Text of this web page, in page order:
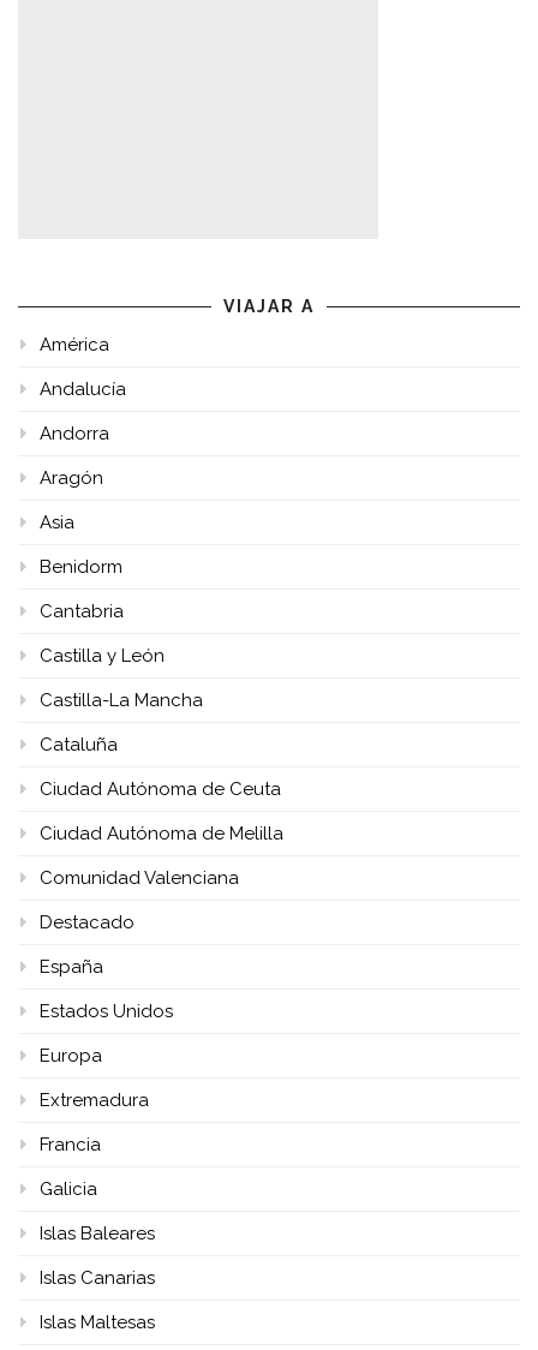
VIAJAR A
América
Andalucía
Andorra
Aragón
Asia
Benidorm
Cantabria
Castilla y León
Castilla-La Mancha
Cataluña
Ciudad Autónoma de Ceuta
Ciudad Autónoma de Melilla
Comunidad Valenciana
Destacado
España
Estados Unidos
Europa
Extremadura
Francia
Galicia
Islas Baleares
Islas Canarias
Islas Maltesas